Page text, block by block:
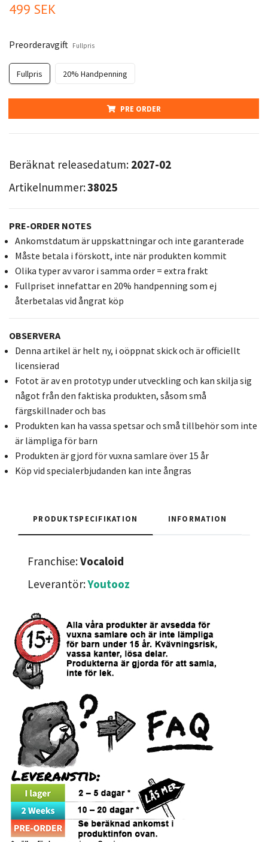
499 SEK
Preorderavgift Fullpris
Fullpris 20% Handpenning
PRE ORDER
Beräknat releasedatum: 2027-02
Artikelnummer:38025
PRE-ORDER NOTES
Ankomstdatum är uppskattningar och inte garanterade
Måste betala i förskott, inte när produkten kommit
Olika typer av varor i samma order = extra frakt
Fullpriset innefattar en 20% handpenning som ej
återbetalas vid ångrat köp
OBSERVERA
Denna artikel är helt ny, i oöppnat skick och är officiellt
licensierad
Fotot är av en prototyp under utveckling och kan skilja sig
något från den faktiska produkten, såsom små
färgskillnader och bas
Produkten kan ha vassa spetsar och små tillbehör som inte
är lämpliga för barn
Produkten är gjord för vuxna samlare över 15 år
Köp vid specialerbjudanden kan inte ångras
PRODUKTSPECIFIKATION INFORMATION
Franchise:Vocaloid
Leverantör:Youtooz